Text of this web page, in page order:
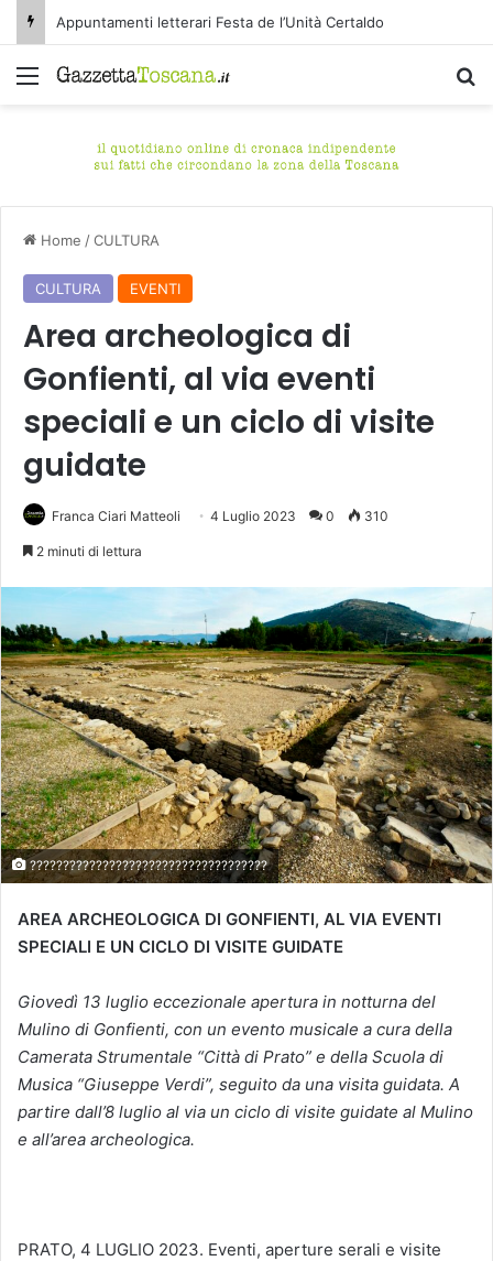
Appuntamenti letterari Festa de l’Unità Certaldo
Menu
Home /CULTURA
CULTURA EVENTI
Area archeologica di
Gonfienti, al via eventi
speciali e un ciclo di visite
guidate
Franca Ciari Matteoli 4 Luglio 2023 0 310
2 minuti di lettura
????????????????????????????????????
AREA ARCHEOLOGICA DI GONFIENTI, AL VIA EVENTI
SPECIALI E UN CICLO DI VISITE GUIDATE
Giovedì 13 luglio eccezionale apertura in notturna del
Mulino di Gonfienti, con un evento musicale a cura della
Camerata Strumentale “Città di Prato” e della Scuola di
Musica “Giuseppe Verdi”, seguito da una visita guidata. A
partire dall’8 luglio al via un ciclo di visite guidate al Mulino
e all’area archeologica.
PRATO, 4 LUGLIO 2023. Eventi, aperture serali e visite